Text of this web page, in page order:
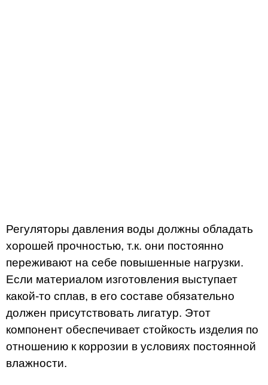
Регуляторы давления воды должны обладать
хорошей прочностью, т.к. они постоянно
переживают на себе повышенные нагрузки.
Если материалом изготовления выступает
какой-то сплав, в его составе обязательно
должен присутствовать лигатур. Этот
компонент обеспечивает стойкость изделия по
отношению к коррозии в условиях постоянной
влажности.